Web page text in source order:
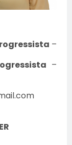
–
–